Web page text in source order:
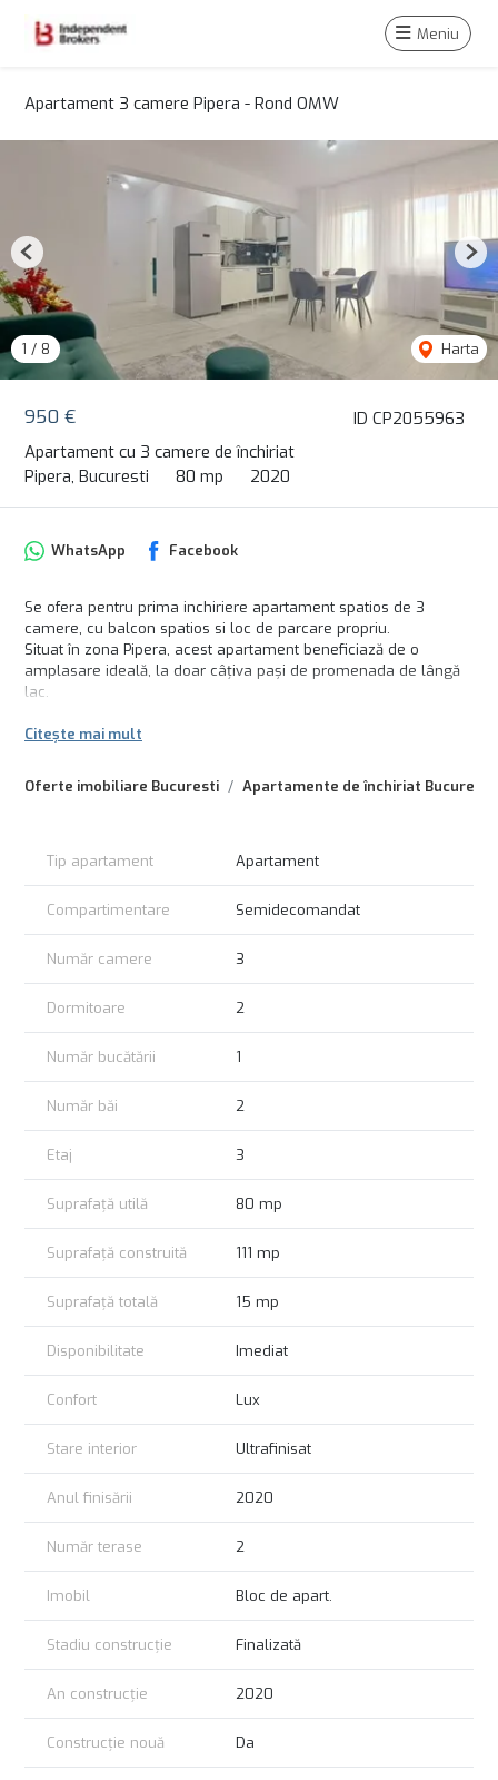
Meniu
Apartament 3 camere Pipera - Rond OMW
ID CP2055963
950 €
Apartament cu 3 camere de închiriat
Pipera, Bucuresti
80 mp 2020
1 / 8 Harta
Previous
Oferte imobiliare Bucuresti Apartamente de închiriat Bucuresti
WhatsApp Facebook
Se ofera pentru prima inchiriere apartament spatios de 3
camere, cu balcon spatios si loc de parcare propriu.
Situat în zona Pipera, acest apartament beneficiază de o
amplasare ideală, la doar câțiva pași de promenada de lângă
lac.
semidecomandat dispune de 2 băi, una dotată cu cadă și
mobilată și utilată, inclusiv cu electrocasnice noi precum
mașina de spălat vase, mașina de spălat haine și frigider.
ferit de zgomot. Închirierea acestui apartament vine cu un loc
de parcare inclus în preț, asigurându-ți confortul și liniștea în
privința mașinii tale.
Contactează-ne pentru mai multe detalii și programări de
Citește mai mult
Tip apartament Apartament
Compartimentare Semidecomandat
Număr camere 3
Dormitoare 2
Număr bucătării 1
Număr băi 2
Etaj 3
Suprafață utilă 80 mp
Suprafață construită 111 mp
Suprafață totală 15 mp
Disponibilitate Imediat
Confort Lux
Stare interior Ultrafinisat
Anul finisării 2020
Număr terase 2
Imobil Bloc de apart.
Stadiu construcție Finalizată
An construcție 2020
Construcție nouă Da